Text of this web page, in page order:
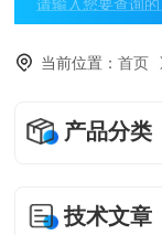
当前位置：首页
产品分类
技术文章